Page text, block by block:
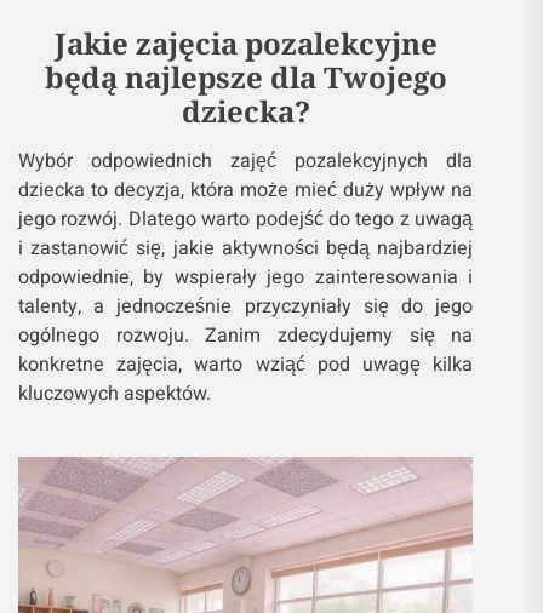
Jakie zajęcia pozalekcyjne
będą najlepsze dla Twojego
dziecka?
Wybór odpowiednich zajęć pozalekcyjnych dla
dziecka to decyzja, która może mieć duży wpływ na
jego rozwój. Dlatego warto podejść do tego z uwagą
i zastanowić się, jakie aktywności będą najbardziej
odpowiednie, by wspierały jego zainteresowania i
talenty, a jednocześnie przyczyniały się do jego
ogólnego rozwoju. Zanim zdecydujemy się na
konkretne zajęcia, warto wziąć pod uwagę kilka
kluczowych aspektów.